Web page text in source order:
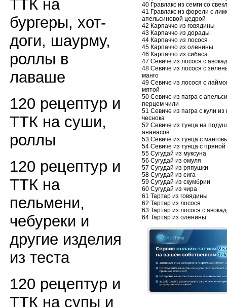
ТТК на
бургеры, хот-
доги, шаурму,
роллы в
лаваше
120 рецептур и
ТТК на суши,
роллы
120 рецептур и
ТТК на
пельмени,
чебуреки и
другие изделия
из теста
120 рецептур и
ТТК на супы и
40 Гравлакс из семги со
41 Гравлакс из форели с
апельсиновой цедрой
42 Карпаччо из говядины
43 Карпаччо из дорады
44 Карпаччо из лосося
45 Карпаччо из оленины
46 Карпаччо из сибаса
47 Севиче из лосося с
48 Севиче из лосося с
манго
49 Севиче из лосося с
мятой
50 Севиче из пагра с
перцем чили
51 Севиче из пагра с кули из
чеснока
52 Севиче из тунца на
ананасов
53 Севиче из тунца с
54 Севиче из тунца с пряной
55 Сугудай из муксуна
56 Сугудай из омуля
57 Сугудай из ряпушки
58 Сугудай из сига
59 Сугудай из скумбрии
60 Сугудай из чира
61 Тартар из говядины
62 Тартар из лосося
63 Тартар из лосося с
64 Тартар из оленины